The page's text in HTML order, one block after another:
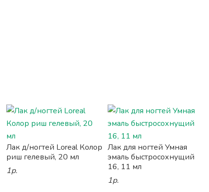
Лак д/ногтей Loreal Колор
риш гелевый, 20 мл
1р.
Лак для ногтей Умная
эмаль быстросохнущий
16, 11 мл
1р.